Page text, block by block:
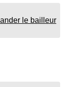
le bailleur